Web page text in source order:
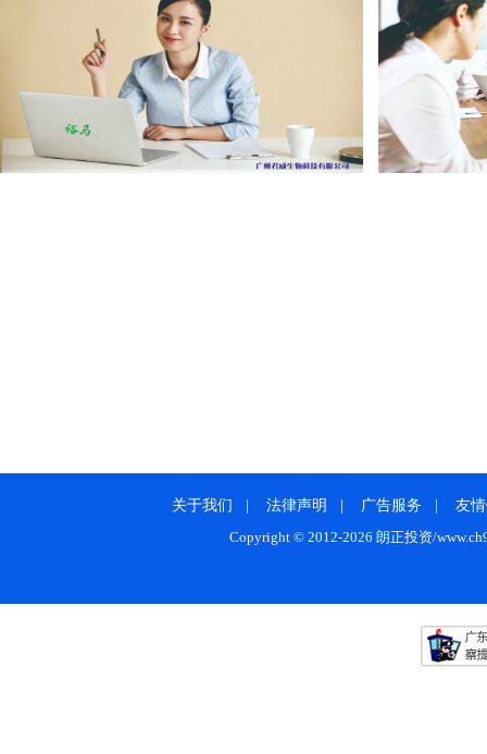
绿色食品生产项目
环保产业园项目
手机产品及配套生产项目
海洋城休闲购物
曲靖市沾益区太和山康养小镇项目
河南省开封市
湖州移动安吉环北路生产调度中心
华通数码城项目
关于我们 法律声明 广告服务
友
Copyright © 2012-2026 朗正投资/